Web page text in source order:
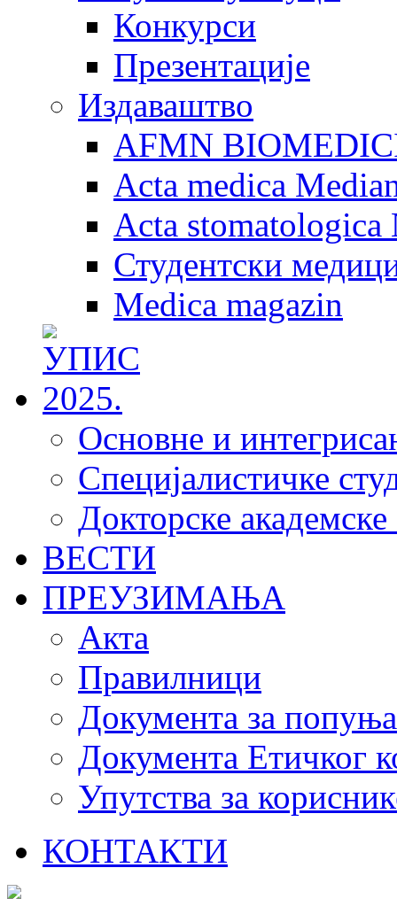
Конкурси
Презентације
Издаваштво
AFMN
Acta medica
Acta stomatologica
Студентски
Medica magazin
Основне и
Специјалистичке
Докторске академске
ВЕСТИ
ПРЕУЗИМАЊА
Акта
Правилници
Документа за
Документа Етичког
Упутства за
КОНТАКТИ